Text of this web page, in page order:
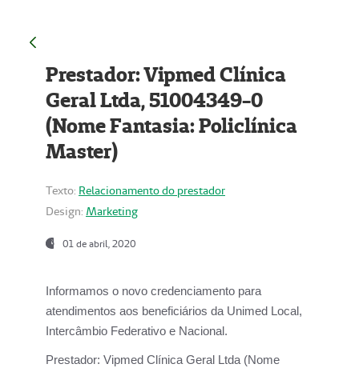
Prestador: Vipmed Clínica
Geral Ltda, 51004349-0
(Nome Fantasia: Policlínica
Master)
Texto: Relacionamento do prestador
Design: Marketing
01 de abril, 2020
Informamos o novo credenciamento para
atendimentos aos beneficiários da Unimed Local,
Intercâmbio Federativo e Nacional.
Prestador: Vipmed Clínica Geral Ltda (Nome